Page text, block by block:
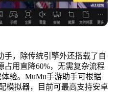
手，除传统引擎外还搭载了自
占用直降60%，无需复杂流程
验。MuMu手游助手可根据
模拟器，目前可最高支持安卓